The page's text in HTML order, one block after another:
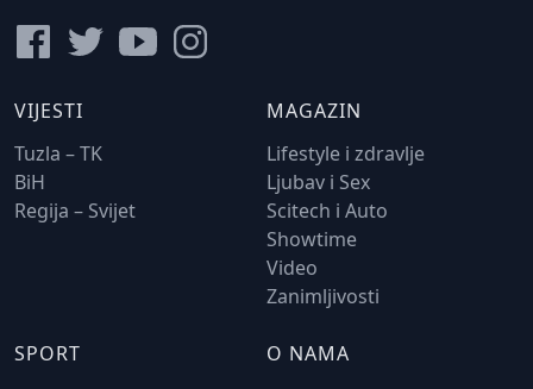
VIJESTI
Tuzla – TK
BiH
Regija – Svijet
MAGAZIN
Lifestyle i zdravlje
Ljubav i Sex
Scitech i Auto
Showtime
Video
Zanimljivosti
SPORT
O NAMA